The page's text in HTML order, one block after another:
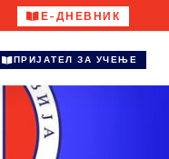
Е-ДНЕВНИК
ПРИЈАТЕЛ ЗА УЧЕЊЕ